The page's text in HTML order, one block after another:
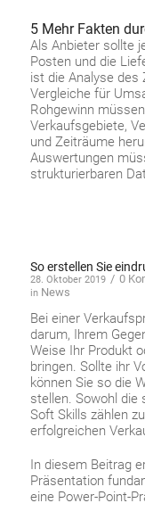
5 Mehr Fakten
Als Anbieter sollte
Posten und die
ist die Analyse des
Vergleiche für
Rohgewinn
Verkaufsgebiete,
und Zeiträume
Auswertungen
strukturierbaren
So erstellen Sie
28. Oktober 2019 / 0
in News
Bei einer
darum, Ihrem
Weise Ihr Produkt
bringen. Sollte ihr
können Sie so die
stellen. Sowohl die
Soft Skills zählen
erfolgreichen
In diesem Beitrag
Präsentation
eine Power-Point-